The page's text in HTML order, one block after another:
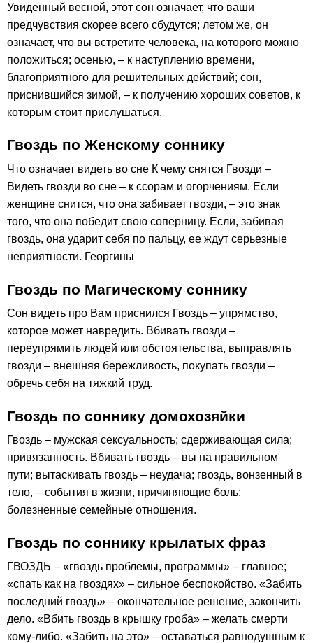
Увиденный весной, этот сон означает, что ваши
предчувствия скорее всего сбудутся; летом же, он
означает, что вы встретите человека, на которого можно
положиться; осенью, – к наступлению времени,
благоприятного для решительных действий; сон,
приснившийся зимой, – к получению хороших советов, к
которым стоит прислушаться.
Гвоздь по Женскому соннику
Что означает видеть во сне К чему снятся Гвозди –
Видеть гвозди во сне – к ссорам и огорчениям. Если
женщине снится, что она забивает гвозди, – это знак
того, что она победит свою соперницу. Если, забивая
гвоздь, она ударит себя по пальцу, ее ждут серьезные
неприятности. Георгины
Гвоздь по Магическому соннику
Сон видеть про Вам приснился Гвоздь – упрямство,
которое может навредить. Вбивать гвозди –
переупрямить людей или обстоятельства, выправлять
гвозди – внешняя бережливость, покупать гвозди –
обречь себя на тяжкий труд.
Гвоздь по соннику домохозяйки
Гвоздь – мужская сексуальность; сдерживающая сила;
привязанность. Вбивать гвоздь – вы на правильном
пути; вытаскивать гвоздь – неудача; гвоздь, вонзенный в
тело, – события в жизни, причиняющие боль;
болезненные семейные отношения.
Гвоздь по соннику крылатых фраз
ГВОЗДЬ – «гвоздь проблемы, программы» – главное;
«спать как на гвоздях» – сильное беспокойство. «Забить
последний гвоздь» – окончательное решение, закончить
дело. «Вбить гвоздь в крышку гроба» – желать смерти
кому-либо. «Забить на это» – оставаться равнодушным к